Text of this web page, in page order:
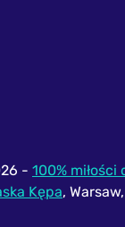
- 100% miłości
Kępa, Warsaw,